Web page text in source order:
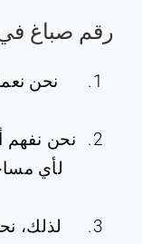
‏رقم صباغ
نحن
نحن نفهم
لأي
لذلك،